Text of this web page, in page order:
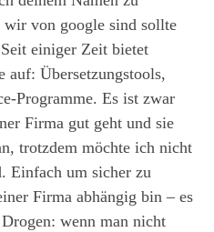
wir von google sind sollte
einiger Zeit bietet
auf: Übersetzungstools,
Programme. Es ist zwar
Firma gut geht und sie
trotzdem möchte ich nicht
Einfach um sicher zu
Firma abhängig bin – es
wenn man nicht